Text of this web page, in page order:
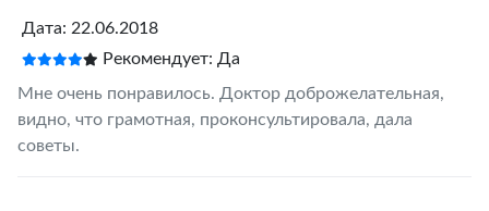
Дата: 22.06.2018
Рекомендует: Да
Мне очень понравилось. Доктор доброжелательная,
видно, что грамотная, проконсультировала, дала
советы.